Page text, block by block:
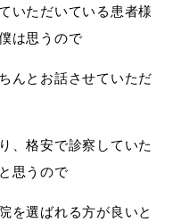
いただいている患者様
は思うので
んとお話させていただ
、格安で診察していた
思うので
を選ばれる方が良いと